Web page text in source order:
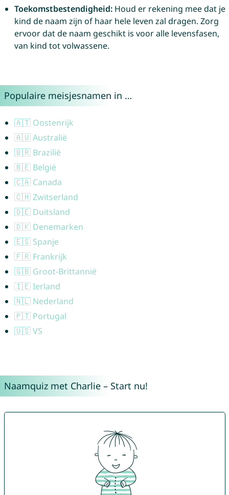
Toekomstbestendigheid:Houd er rekening mee dat je
kind de naam zijn of haar hele leven zal dragen. Zorg
ervoor dat de naam geschikt is voor alle levensfasen,
van kind tot volwassene.
Populaire meisjesnamen in …
🇦🇹 Oostenrijk
🇦🇺 Australië
🇧🇷 Brazilië
🇧🇪 België
🇨🇦 Canada
🇨🇭 Zwitserland
🇩🇪 Duitsland
🇩🇰 Denemarken
🇪🇸 Spanje
🇫🇷 Frankrijk
🇬🇧 Groot-Brittannië
🇮🇪 Ierland
🇳🇱 Nederland
🇵🇹 Portugal
🇺🇸 VS
Naamquiz met Charlie – Start nu!